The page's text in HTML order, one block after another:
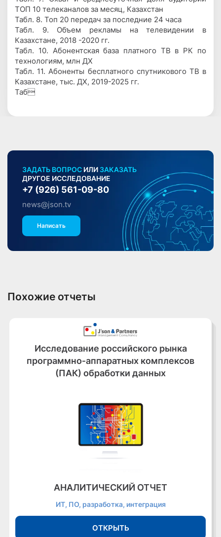
ТОП 10 телеканалов за месяц, Казахстан
Табл. 8. Топ 20 передач за последние 24 часа
Табл. 9. Объем рекламы на телевидении в
Казахстане, 2018 -2020 гг.
Табл. 10. Абонентская база платного ТВ в РК по
технологиям, млн ДХ
Табл. 11. Абоненты бесплатного спутникового ТВ в
Казахстане, тыс. ДХ, 2019-2025 гг.
Таб
ЗАДАТЬ ВОПРОС ИЛИ ЗАКАЗАТЬ
ДРУГОЕ ИССЛЕДОВАНИЕ
+7 (926) 561-09-80
news@json.tv
Написать
Похожие отчеты
Исследование российского рынка
программно‑аппаратных комплексов
(ПАК) обработки данных
АНАЛИТИЧЕСКИЙ ОТЧЕТ
ИТ, ПО, разработка, интеграция
ОТКРЫТЬ